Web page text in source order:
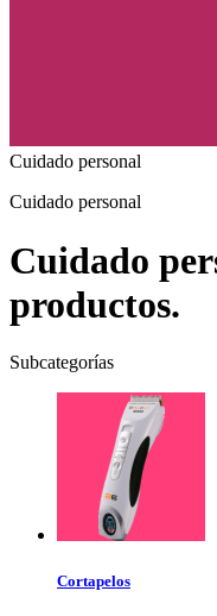
Cuidado personal
Cuidado personal
Cuidado
productos.
Subcategorías
Cortapelos